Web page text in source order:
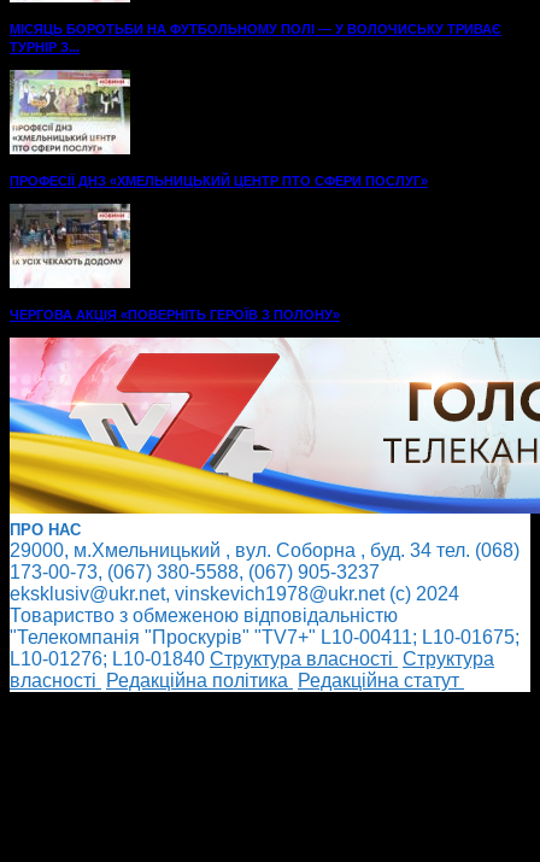
МІСЯЦЬ БОРОТЬБИ НА ФУТБОЛЬНОМУ ПОЛІ — У ВОЛОЧИСЬКУ ТРИВАЄ
ТУРНІР З...
ПРОФЕСІЇ ДНЗ «ХМЕЛЬНИЦЬКИЙ ЦЕНТР ПТО СФЕРИ ПОСЛУГ»
ЧЕРГОВА АКЦІЯ «ПОВЕРНІТЬ ГЕРОЇВ З ПОЛОНУ»
ПРО НАС
29000, м.Хмельницький , вул. Соборна , буд. 34 тел. (068)
173-00-73, (067) 380-5588, (067) 905-3237
eksklusiv@ukr.net, vinskevich1978@ukr.net (с) 2024
Товариство з обмеженою відповідальністю
"Телекомпанія "Проскурів" "TV7+" L10-00411; L10-01675;
L10-01276; L10-01840 Cтруктура власності Cтруктура
власності
Редакційна політика Редакційна статут